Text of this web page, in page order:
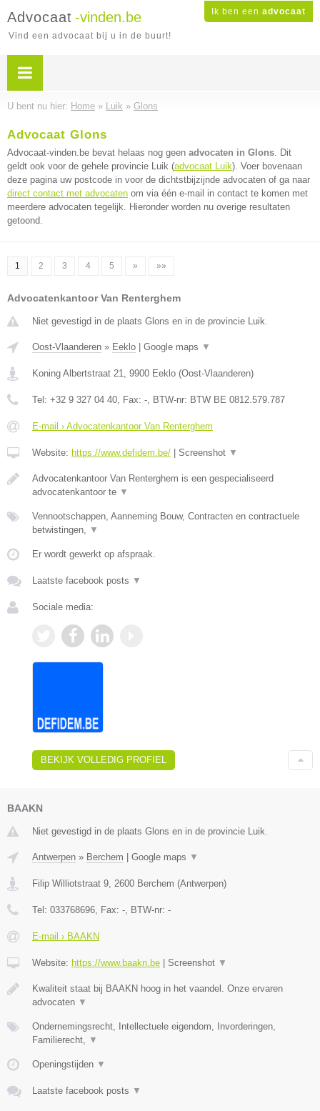
Ik ben een advocaat
Advocaat -vinden.be
Vind een advocaat bij u in de buurt!
U bent nu hier: Home » Luik » Glons
Advocaat Glons
Advocaat-vinden.be bevat helaas nog geen advocaten in Glons. Dit
geldt ook voor de gehele provincie Luik (advocaat Luik). Voer bovenaan
deze pagina uw postcode in voor de dichtstbijzijnde advocaten of ga naar
direct contact met advocaten om via één e-mail in contact te komen met
meerdere advocaten tegelijk. Hieronder worden nu overige resultaten
getoond.
1 2 3 4 5 » »»
Advocatenkantoor Van Renterghem
Niet gevestigd in de plaats Glons en in de provincie Luik.
Oost-Vlaanderen » Eeklo Google maps ▼
Koning Albertstraat 21, 9900 Eeklo (Oost-Vlaanderen)
Tel: +32 9 327 04 40, Fax: -, BTW-nr: BTW BE 0812.579.787
E-mail › Advocatenkantoor Van Renterghem
Website: https://www.defidem.be/ Screenshot ▼
Advocatenkantoor Van Renterghem is een gespecialiseerd
advocatenkantoor te ▼
Vennootschappen, Aanneming Bouw, Contracten en contractuele
betwistingen, ▼
Er wordt gewerkt op afspraak.
Laatste facebook posts ▼
Sociale media:
BEKIJK VOLLEDIG PROFIEL
BAAKN
Niet gevestigd in de plaats Glons en in de provincie Luik.
Antwerpen » Berchem Google maps ▼
Filip Williotstraat 9, 2600 Berchem (Antwerpen)
Tel: 033768696, Fax: -, BTW-nr: -
E-mail › BAAKN
Website: https://www.baakn.be Screenshot ▼
Kwaliteit staat bij BAAKN hoog in het vaandel. Onze ervaren
advocaten ▼
Ondernemingsrecht, Intellectuele eigendom, Invorderingen,
Familierecht, ▼
Openingstijden ▼
Laatste facebook posts ▼